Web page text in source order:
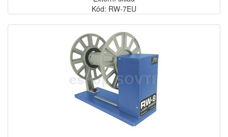
Kód: RW-7EU